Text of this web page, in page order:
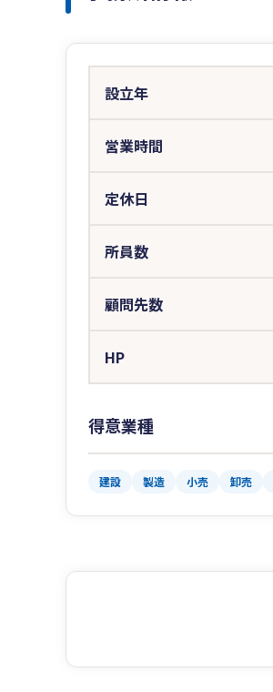
設立年
営業時間
定休日
所員数
顧問先数
HP
得意業種
建設 製造 小売 卸売